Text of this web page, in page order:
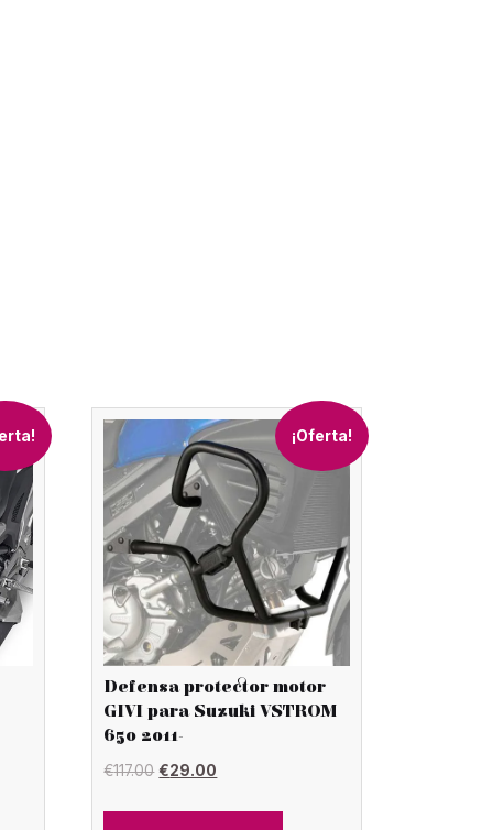
¡Oferta!
Defensa protector motor
GIVI para Suzuki VSTROM
650 2011-
€117.00 El
€29.00